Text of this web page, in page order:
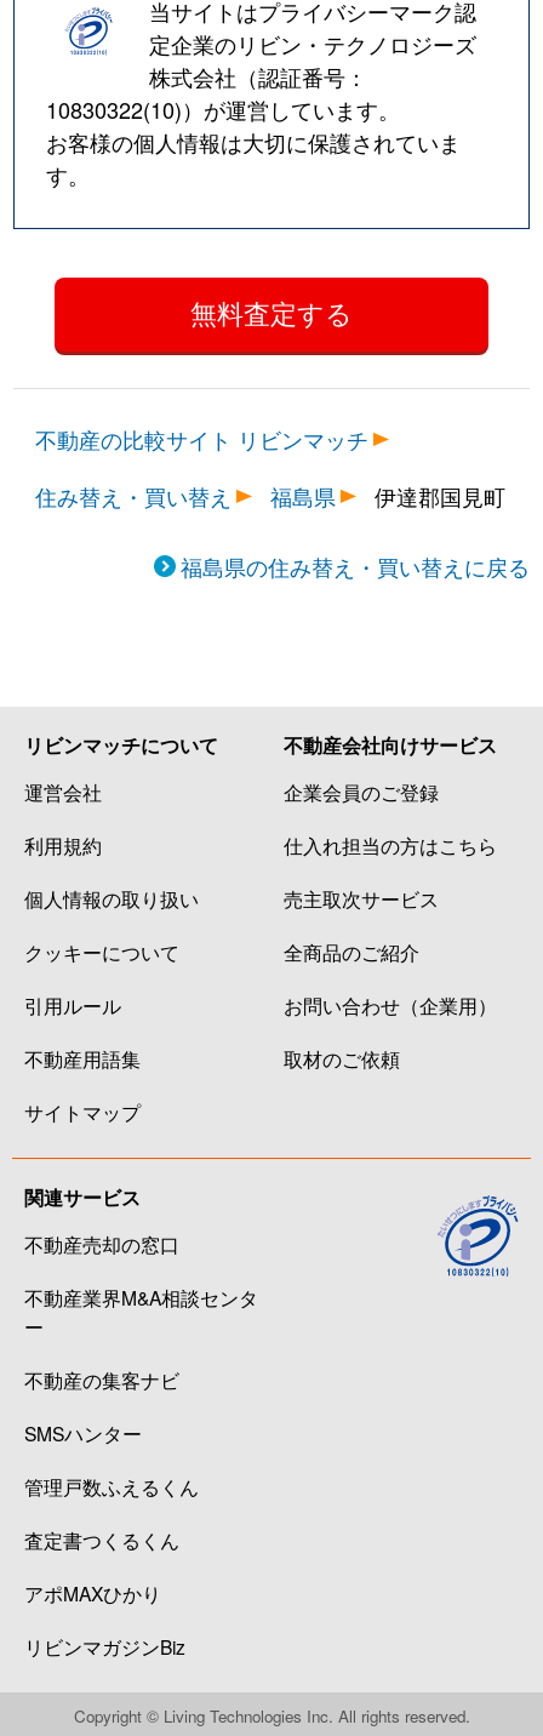
当サイトはプライバシーマーク認
定企業のリビン・テクノロジーズ
株式会社（認証番号：
10830322(10)）が運営しています。
お客様の個人情報は大切に保護されていま
す。
不動産の比較サイト リビンマッチ
住み替え・買い替え
福島県 伊達郡国見町
福島県の住み替え・買い替えに戻る
リビンマッチについて
運営会社
利用規約
個人情報の取り扱い
クッキーについて
引用ルール
不動産用語集
サイトマップ
不動産会社向けサービス
企業会員のご登録
仕入れ担当の方はこちら
売主取次サービス
全商品のご紹介
お問い合わせ（企業用）
取材のご依頼
関連サービス
不動産売却の窓口
不動産業界M&A相談センタ
ー
不動産の集客ナビ
SMSハンター
管理戸数ふえるくん
査定書つくるくん
アポMAXひかり
リビンマガジンBiz
Copyright © Living Technologies Inc. All rights reserved.